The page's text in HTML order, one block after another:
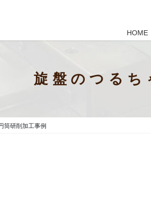
HOME
旋盤のつるち
筒研削加工事例